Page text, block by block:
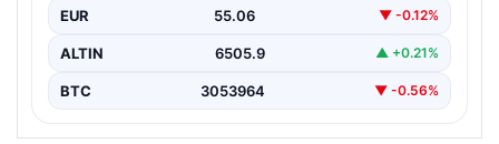
EUR 55.06 ▼ -0.12%
ALTIN 6505.9 ▲ +0.21%
BTC 3053964 ▼ -0.56%